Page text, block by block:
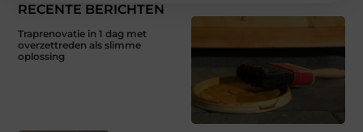
RECENTE BERICHTEN
Traprenovatie in 1 dag met
overzettreden als slimme
oplossing